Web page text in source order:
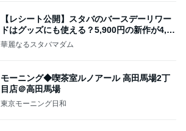
【レシート公開】スタバのバースデーリワー
ドはグッズにも使える？5,900円の新作が4,88
1円に
華麗なるスタバマダム
モーニング◆喫茶室ルノアール 高田馬場2丁
目店＠高田馬場
東京モーニング日和